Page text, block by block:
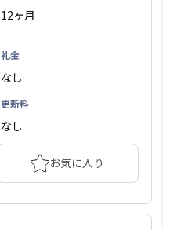
12ヶ月
礼金
なし
更新料
なし
お気に入り